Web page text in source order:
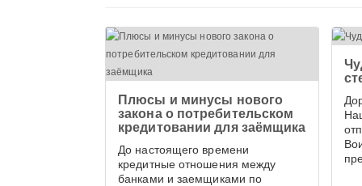
Плюсы и минусы нового
закона о потребительском
кредитовании для заёмщика
До настоящего времени
кредитные отношения между
банками и заемщиками по